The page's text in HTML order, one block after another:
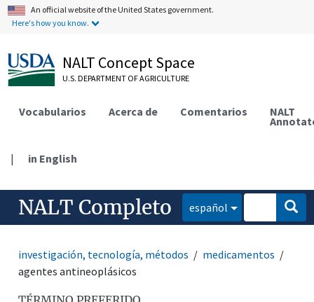
An official website of the United States government.
Here's how you know.
NALT Concept Space
U.S. DEPARTMENT OF AGRICULTURE
Vocabularios Acerca de Comentarios NALT
| in English
NALT Completo español
investigación, tecnología, métodos
medicamentos
agentes antineoplásicos